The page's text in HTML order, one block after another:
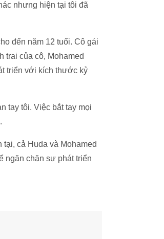
nhưng hiện tại tôi đã
đến năm 12 tuổi. Cô gái
trai của cô, Mohamed
triển với kích thước kỷ
tay tôi. Việc bắt tay mọi
cả Huda và Mohamed
ngăn chặn sự phát triển